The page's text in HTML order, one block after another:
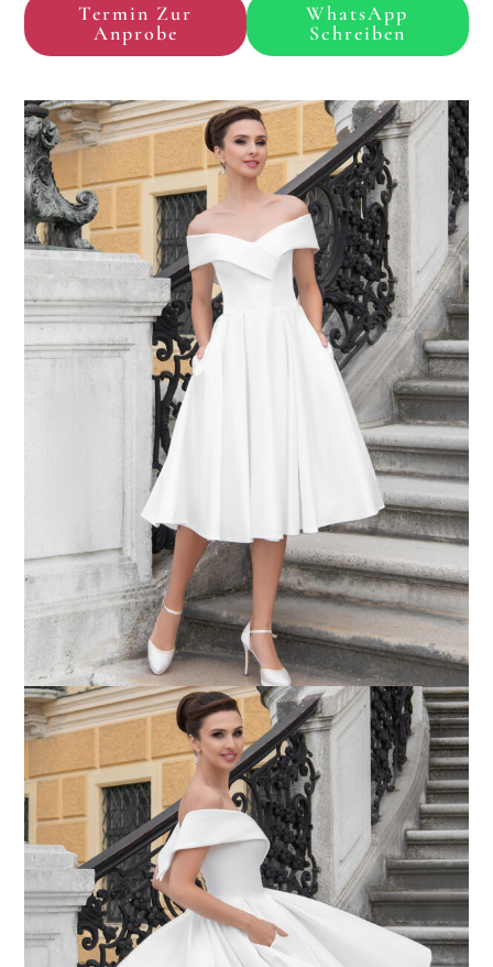
Termin Zur
Anprobe
WhatsApp
Schreiben